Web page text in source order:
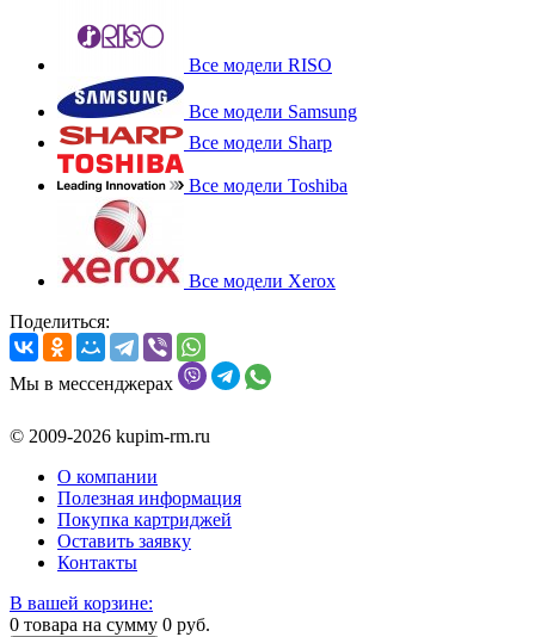
Все модели RISO
Все модели Samsung
Все модели Sharp
Все модели Toshiba
Все модели Xerox
Поделиться:
Мы в мессенджерах
© 2009-2026 kupim-rm.ru
О компании
Полезная информация
Покупка картриджей
Оставить заявку
Контакты
В вашей корзине:
0 товара на сумму 0 руб.